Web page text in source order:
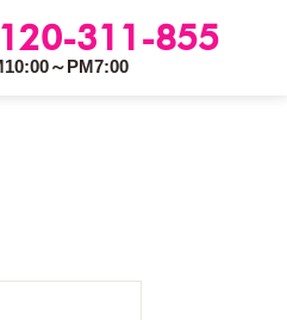
311-855
～PM7:00